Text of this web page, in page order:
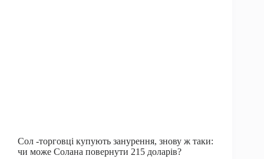
Сол -торговці купують занурення, знову ж таки:
чи може Солана повернути 215 доларів?